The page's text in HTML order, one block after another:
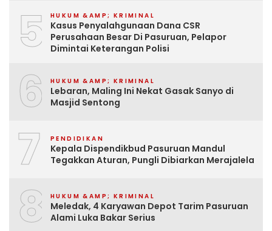
5 HUKUM &AMP; KRIMINAL
Kasus Penyalahgunaan Dana CSR
Perusahaan Besar Di Pasuruan, Pelapor
Dimintai Keterangan Polisi
6 HUKUM &AMP; KRIMINAL
Lebaran, Maling Ini Nekat Gasak Sanyo di
Masjid Sentong
7 PENDIDIKAN
Kepala Dispendikbud Pasuruan Mandul
Tegakkan Aturan, Pungli Dibiarkan Merajalela
8 HUKUM &AMP; KRIMINAL
Meledak, 4 Karyawan Depot Tarim Pasuruan
Alami Luka Bakar Serius